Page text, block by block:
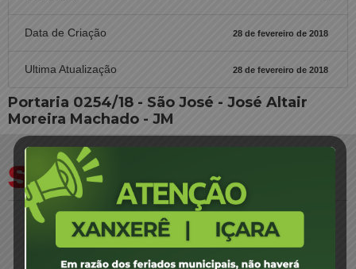
Data de Criação 28 de fevereiro de 2018
Ultima Atualização 28 de fevereiro de 2018
Portaria 0254/18 - São José - José Altair
Moreira Machado - JM